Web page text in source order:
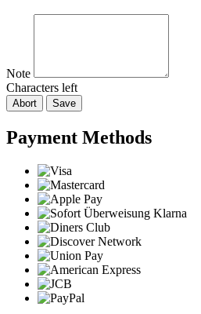
Note
Characters left
Abort Save
Payment Methods